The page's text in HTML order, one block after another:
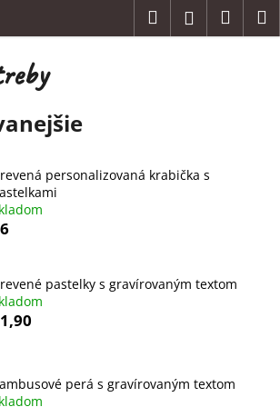
Hľadať
personalizovaná krabička s
pastelky s gravírovaným textom
perá s gravírovaným textom